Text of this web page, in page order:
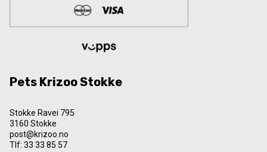
Pets Krizoo Stokke
Stokke Ravei 795
3160 Stokke
post@krizoo.no
Tlf: 33 33 85 57